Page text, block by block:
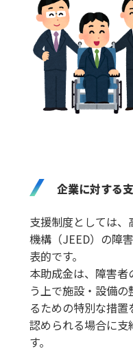
企業に対する
支援制度としては
機構（JEED）の障
表的です。
本助成金は、障害
う上で施設・設備
るための特別な措
認められる場合に支
す。